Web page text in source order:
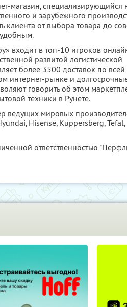
магазин, специализирующийся
и зарубежного
клиента от выбора товара до
входит в топ-10 игроков
развитой логистической
более 3500 доставок по всей
интернет-рынке и
говорить об этом
техники в Рунете.
ведущих мировых
Hisense, Kuppersberg,
ответственностью